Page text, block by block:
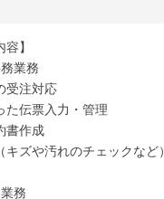
】
業務
受注対応
た伝票入力・管理
書作成
キズや汚れのチェックなど）
務